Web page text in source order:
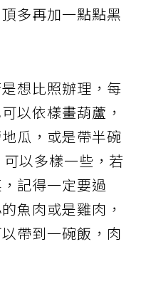
多再加一點點黑
想比照辦理，每
以依樣畫葫蘆，
瓜，或是帶半碗
以多樣一些，若
記得一定要過
魚肉或是雞肉，
帶到一碗飯，肉